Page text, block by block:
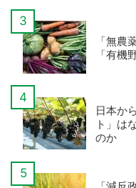
「無農
「有機
日本か
ト」は
のか